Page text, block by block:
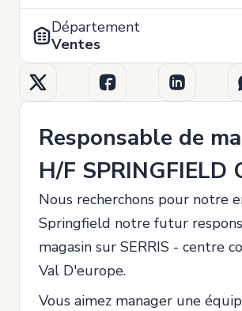
Département
Ventes
Responsable de
H/F SPRINGFIELD
Nous recherchons pour notre
Springfield notre futur
magasin sur SERRIS - centre
Val D'europe.
Vous aimez manager une